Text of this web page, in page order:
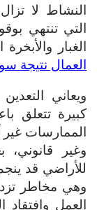
النشاط لا
التي تنتهي
الغبار
العمال نتيجة
ويعاني
كبيرة تتعلق
الممارسات
وغير قانوني،
للأراضي قد
وهي مخاطر
العمل